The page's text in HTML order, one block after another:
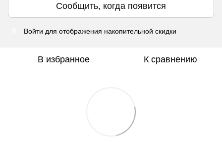
Сообщить, когда появится
Войти для отображения накопительной скидки
В избранное К сравнению